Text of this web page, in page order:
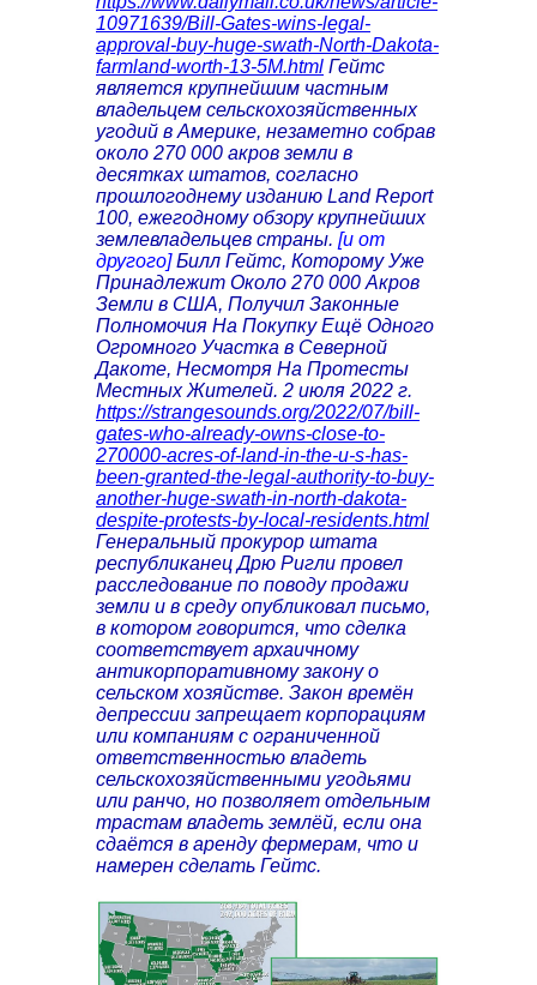
10971639/Bill-Gates-wins-legal-
approval-buy-huge-swath-North-Dakota-
farmland-worth-13-5M.html Гейтс
является крупнейшим частным
владельцем сельскохозяйственных
угодий в Америке, незаметно собрав
около 270 000 акров земли в
десятках штатов, согласно
прошлогоднему изданию Land Report
100, ежегодному обзору крупнейших
землевладельцев страны. [и от
другого] Билл Гейтс, Которому Уже
Принадлежит Около 270 000 Акров
Земли в США, Получил Законные
Полномочия На Покупку Ещё Одного
Огромного Участка в Северной
Дакоте, Несмотря На Протесты
Местных Жителей. 2 июля 2022 г.
https://strangesounds.org/2022/07/bill-
gates-who-already-owns-close-to-
270000-acres-of-land-in-the-u-s-has-
been-granted-the-legal-authority-to-buy-
another-huge-swath-in-north-dakota-
despite-protests-by-local-residents.html
Генеральный прокурор штата
республиканец Дрю Ригли провел
расследование по поводу продажи
земли и в среду опубликовал письмо,
в котором говорится, что сделка
соответствует архаичному
антикорпоративному закону о
сельском хозяйстве. Закон времён
депрессии запрещает корпорациям
или компаниям с ограниченной
ответственностью владеть
сельскохозяйственными угодьями
или ранчо, но позволяет отдельным
трастам владеть землёй, если она
сдаётся в аренду фермерам, что и
намерен сделать Гейтс.